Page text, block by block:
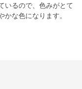
いるので、色みがとて
な色になります。